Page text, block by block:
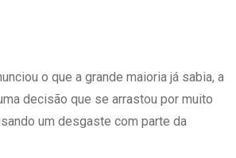
o que a grande maioria já sabia, a
decisão que se arrastou por muito
um desgaste com parte da